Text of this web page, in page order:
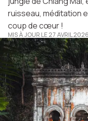
ruisseau, méditation
coup de cœur !
MIS À JOUR LE 27 AVRIL 2026